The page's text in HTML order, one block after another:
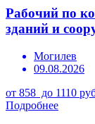
Рабочий по
зданий и
Могилев
09.08.2026
от 858 до 1110
Подробнее